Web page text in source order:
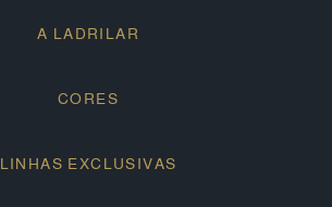
A LADRILAR
CORES
LINHAS EXCLUSIVAS